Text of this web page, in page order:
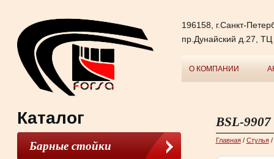
196158, г.Санкт-
пр.Дунайский д.27,
О КОМПАНИИ
Каталог
Барные стойки
BSL-9907
Главная/ Cтулья/